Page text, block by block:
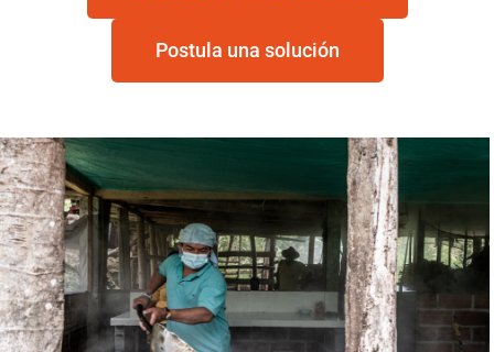
Postula una solución